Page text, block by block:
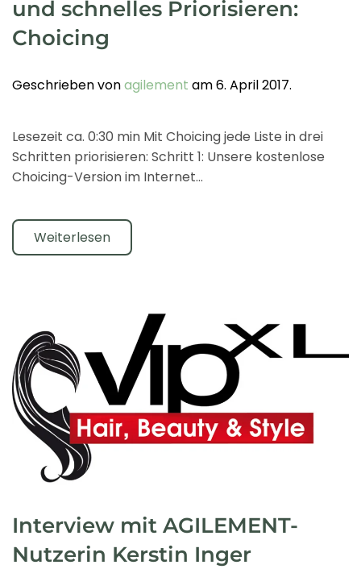
und schnelles Priorisieren:
Choicing
Geschrieben vonagilement am6. April 2017.
Lesezeit ca. 0:30 min Mit Choicing jede Liste in drei
Schritten priorisieren: Schritt 1: Unsere kostenlose
Choicing-Version im Internet...
Weiterlesen
Interview mit AGILEMENT-
Nutzerin Kerstin Inger